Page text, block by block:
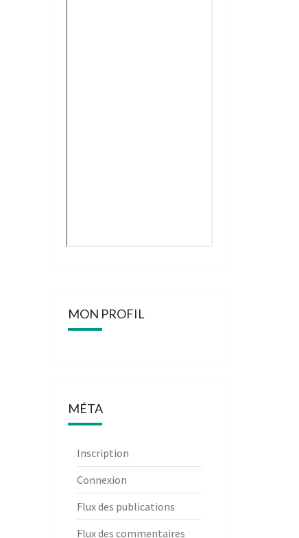
MON PROFIL
MÉTA
Inscription
Connexion
Flux des publications
Flux des commentaires